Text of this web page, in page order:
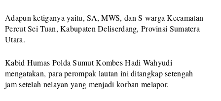
Adapun ketiganya yaitu, SA, MWS, dan S warga Kecamatan
Percut Sei Tuan, Kabupaten Deliserdang, Provinsi Sumatera
Utara.
Kabid Humas Polda Sumut Kombes Hadi Wahyudi
mengatakan, para perompak lautan ini ditangkap setengah
jam setelah nelayan yang menjadi korban melapor.